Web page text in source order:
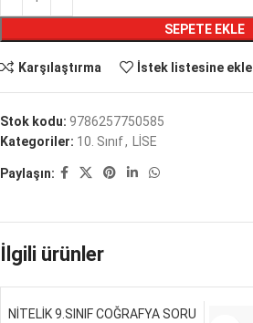
SEPETE EKLE
Karşılaştırma İstek listesine ekle
Stok kodu: 9786257750585
Kategoriler: 10. Sınıf, LİSE
Paylaşın:
İlgili ürünler
NİTELİK 9.SINIF COĞRAFYA SORU